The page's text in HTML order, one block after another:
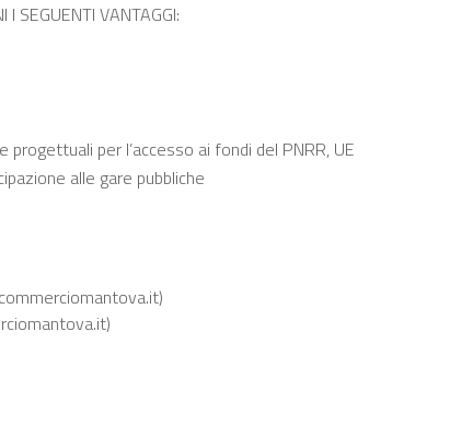
I SEGUENTI VANTAGGI:
per l’accesso ai fondi del PNRR, UE
alle gare pubbliche